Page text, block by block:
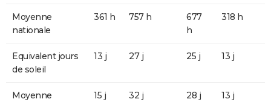
Moyenne
nationale
361 h 757 h
677
h
318 h
Equivalent jours
de soleil
13 j 27 j 25 j 13 j
Moyenne
15 j 32 j 28 j 13 j